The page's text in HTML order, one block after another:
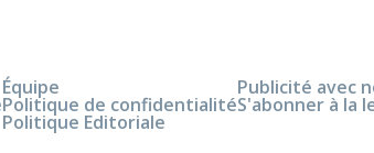
Équipe
Politique de confidentialité
Politique Editoriale
Publicité avec
S'abonner à la